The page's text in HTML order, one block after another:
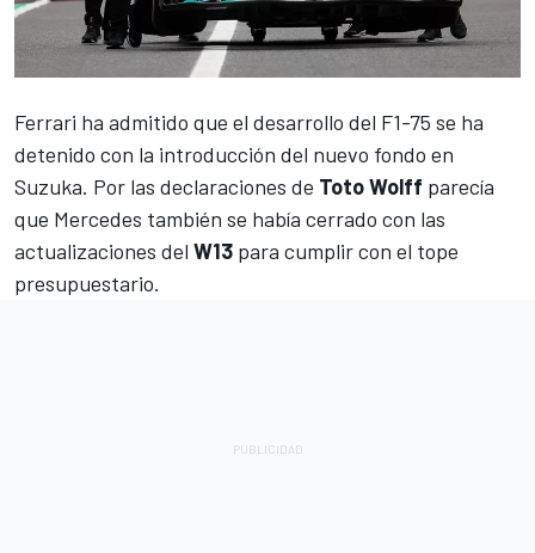
Ferrari ha admitido que el desarrollo del F1-75 se ha
detenido con la introducción del nuevo fondo en
Suzuka. Por las declaraciones de Toto Wolff parecía
que Mercedes también se había cerrado con las
actualizaciones del W13 para cumplir con el tope
presupuestario.